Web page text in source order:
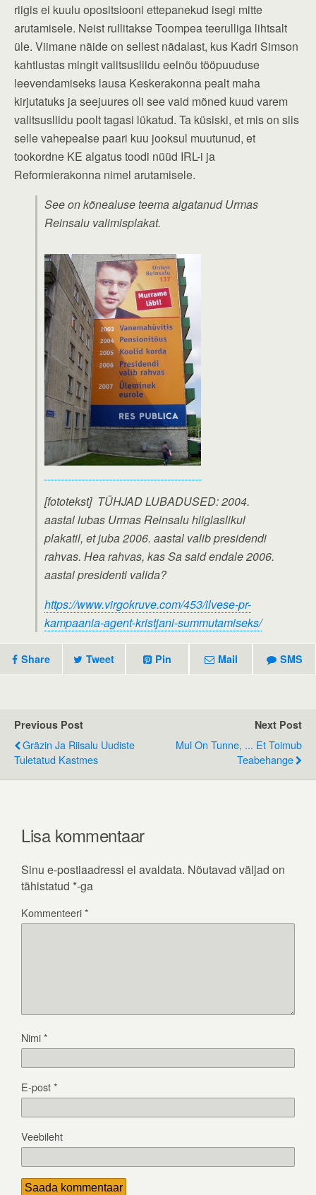
riigis ei kuulu opositsiooni ettepanekud isegi mitte
arutamisele. Neist rullitakse Toompea teerulliga lihtsalt
üle. Viimane näide on sellest nädalast, kus Kadri Simson
kahtlustas mingit valitsusliidu eelnõu tööpuuduse
leevendamiseks lausa Keskerakonna pealt maha
kirjutatuks ja seejuures oli see vaid mõned kuud varem
valitsusliidu poolt tagasi lükatud. Ta küsiski, et mis on siis
selle vahepealse paari kuu jooksul muutunud, et
tookordne KE algatus toodi nüüd IRL-i ja
Reformierakonna nimel arutamisele.
See on kõnealuse teema algatanud Urmas
Reinsalu valimisplakat.
[fototekst] TÜHJAD LUBADUSED: 2004.
aastal lubas Urmas Reinsalu hiiglaslikul
plakatil, et juba 2006. aastal valib presidendi
rahvas. Hea rahvas, kas Sa said endale 2006.
aastal presidenti valida?
https://www.virgokruve.com/453/ilvese-pr-
kampaania-agent-kristjani-summutamiseks/
Share Tweet Pin Mail SMS
Previous Post
Gräzin Ja Riisalu Uudiste
Tuletatud Kastmes
Next Post
Mul On Tunne, ... Et Toimub
Teabehange
Lisa kommentaar
Sinu e-postiaadressi ei avaldata. Nõutavad väljad on
tähistatud *-ga
Kommenteeri*
Nimi*
E-post*
Veebileht